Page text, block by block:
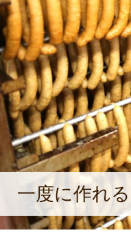
一度に作れ